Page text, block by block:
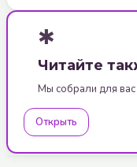
✱
Читайте
Мы собрали для
Открыть